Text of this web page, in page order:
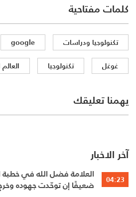
كلمات مفتاحية
تكنولوجيا ودراسات google
غوغل
تكنولوجيا
يهمنا تعليقك
آخر الاخبار
04:23
العلامة فضل الله في خطبة
ضعيفًا إن توحّدت جهوده